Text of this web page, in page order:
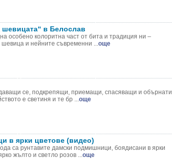
шевицата“ в Белослав
особено колоритна част от бита и традиция ни –
и нейните съвременни ...още
се, подкрепящи, приемащи, спасяващи и обърнати
е светиня и те бр ...още
в ярки цветове (видео)
са рунтавите дамски подмишници, боядисани в ярки
жълто и светло розов ...още